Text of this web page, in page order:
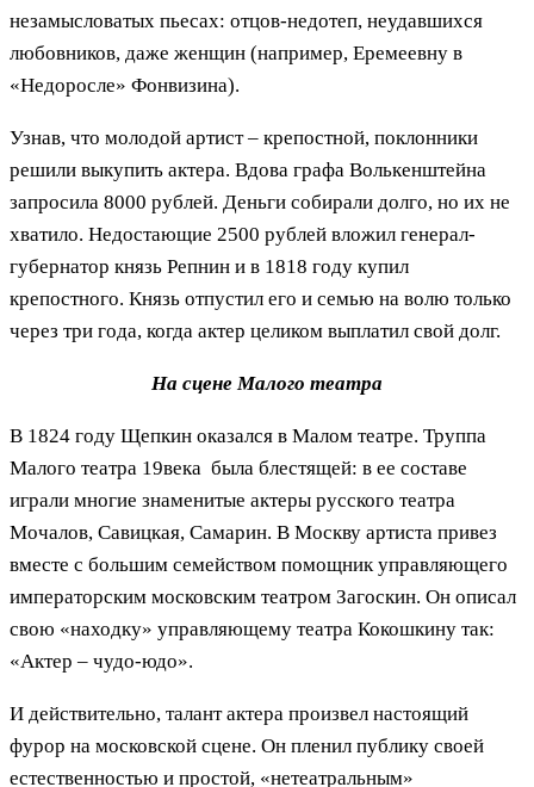
незамысловатых пьесах: отцов-недотеп, неудавшихся
любовников, даже женщин (например, Еремеевну в
«Недоросле» Фонвизина).
Узнав, что молодой артист – крепостной, поклонники
решили выкупить актера. Вдова графа Волькенштейна
запросила 8000 рублей. Деньги собирали долго, но их не
хватило. Недостающие 2500 рублей вложил генерал-
губернатор князь Репнин и в 1818 году купил
крепостного. Князь отпустил его и семью на волю только
через три года, когда актер целиком выплатил свой долг.
На сцене Малого театра
В 1824 году Щепкин оказался в Малом театре. Труппа
Малого театра 19века была блестящей: в ее составе
играли многие знаменитые актеры русского театра
Мочалов, Савицкая, Самарин. В Москву артиста привез
вместе с большим семейством помощник управляющего
императорским московским театром Загоскин. Он описал
свою «находку» управляющему театра Кокошкину так:
«Актер – чудо-юдо».
И действительно, талант актера произвел настоящий
фурор на московской сцене. Он пленил публику своей
естественностью и простой, «нетеатральным»